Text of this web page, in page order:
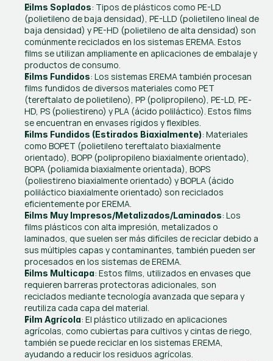
Films Soplados: Tipos de plásticos como PE-LD
(polietileno de baja densidad), PE-LLD (polietileno lineal de
baja densidad) y PE-HD (polietileno de alta densidad) son
comúnmente reciclados en los sistemas EREMA. Estos
films se utilizan ampliamente en aplicaciones de embalaje y
productos de consumo.
Films Fundidos: Los sistemas EREMA también procesan
films fundidos de diversos materiales como PET
(tereftalato de polietileno), PP (polipropileno), PE-LD, PE-
HD, PS (poliestireno) y PLA (ácido poliláctico). Estos films
se encuentran en envases rígidos y flexibles.
Films Fundidos (Estirados Biaxialmente): Materiales
como BOPET (polietileno tereftalato biaxialmente
orientado), BOPP (polipropileno biaxialmente orientado),
BOPA (poliamida biaxialmente orientada), BOPS
(poliestireno biaxialmente orientado) y BOPLA (ácido
poliláctico biaxialmente orientado) son reciclados
eficientemente por EREMA.
Films Muy Impresos/Metalizados/Laminados: Los
films plásticos con alta impresión, metalizados o
laminados, que suelen ser más difíciles de reciclar debido a
sus múltiples capas y contaminantes, también pueden ser
procesados en los sistemas de EREMA.
Films Multicapa: Estos films, utilizados en envases que
requieren barreras protectoras adicionales, son
reciclados mediante tecnología avanzada que separa y
reutiliza cada capa del material.
Film Agrícola: El plástico utilizado en aplicaciones
agrícolas, como cubiertas para cultivos y cintas de riego,
también se puede reciclar en los sistemas EREMA,
ayudando a reducir los residuos agrícolas.